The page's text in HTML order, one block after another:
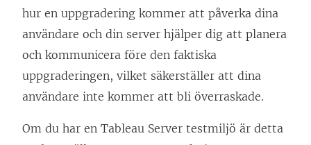
hur en uppgradering kommer att påverka dina
användare och din server hjälper dig att planera
och kommunicera före den faktiska
uppgraderingen, vilket säkerställer att dina
användare inte kommer att bli överraskade.
Om du har en Tableau Server testmiljö är detta